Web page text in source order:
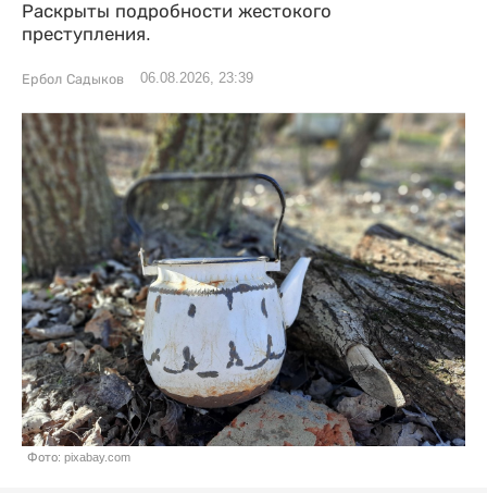
Раскрыты подробности жестокого
преступления.
Ербол Садыков 06.08.2026, 23:39
Фото: pixabay.com